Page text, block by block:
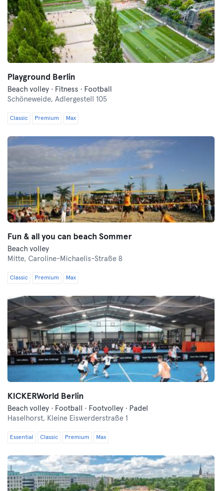
Playground Berlin
Beach volley · Fitness · Football
Schöneweide, Adlergestell 105
Classic Premium Max
Fun & all you can beach Sommer
Beach volley
Mitte, Caroline-Michaelis-Straße 8
Classic Premium Max
KICKERWorld Berlin
Beach volley · Football · Footvolley · Padel
Haselhorst, Kleine Eiswerderstraße 1
Essential Classic Premium Max